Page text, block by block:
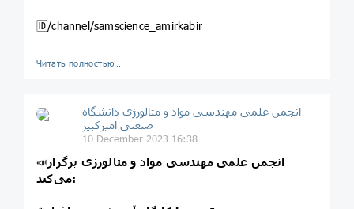
🆔/channel/samscience_amirkabir
Читать полностью…
انجمن علمی مهندسی مواد و متالورژی دانشگاه
صنعتی امیرکبیر
10 December 2023 16:38
📣انجمن علمی مهندسی مواد و متالورژی برگزار
می‌کند: